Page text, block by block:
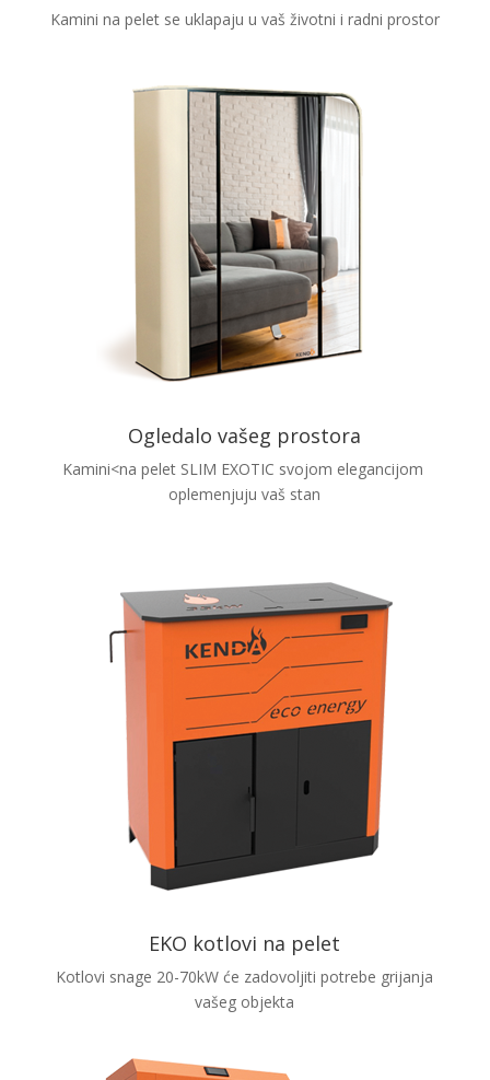
Kamini na pelet se uklapaju u vaš životni i radni prostor
Ogledalo vašeg prostora
Kamini<na pelet SLIM EXOTIC svojom elegancijom
oplemenjuju vaš stan
EKO kotlovi na pelet
Kotlovi snage 20-70kW će zadovoljiti potrebe grijanja
vašeg objekta